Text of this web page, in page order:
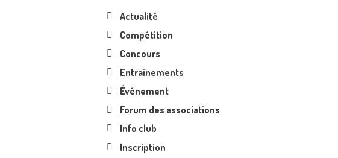
Actualité
Compétition
Concours
Entraînements
Événement
Forum des associations
Info club
Inscription